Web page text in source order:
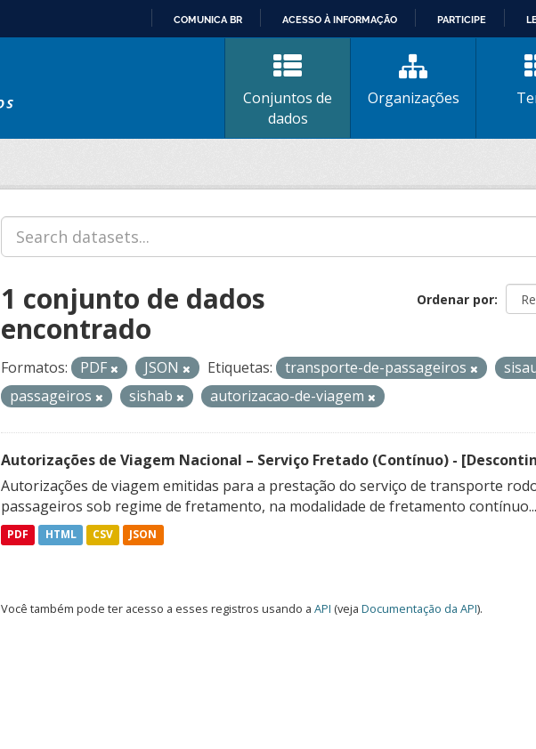
CONTEÚDO
COMUNICA BR ACESSO À INFORMAÇÃO PARTICIPE
Conjuntos de
dados
Organizações
Ordenar por
1 conjunto de dados
encontrado
Formatos: PDF JSON Etiquetas: transporte-de-passageiros
passageiros
sishab autorizacao-de-viagem
Autorizações de Viagem Nacional – Serviço Fretado (Contínuo) -
Autorizações de viagem emitidas para a prestação do serviço de transporte
passageiros sob regime de fretamento, na modalidade de fretamento
PDF HTML CSV JSON
Você também pode ter acesso a esses registros usando a API (veja Documentação da API).